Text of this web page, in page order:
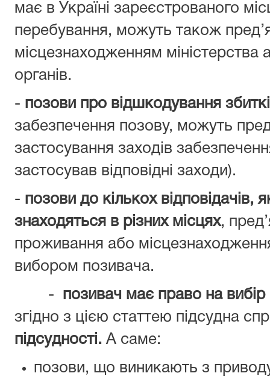
має в Україні зареєстрованого
перебування, можуть також
місцезнаходженням міністерства
органів.
- позови про відшкодування
забезпечення позову, можуть
застосування заходів
застосував відповідні заходи).
- позови до кількох відповідачів,
знаходяться в різних місцях,
проживання або
вибором позивача.
- позивач має право на
згідно з цією статтею підсудна
підсудності. А саме:
позови, що виникають з